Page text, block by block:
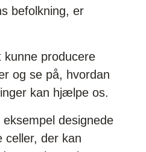
befolkning, er
producere
og se på, hvordan
kan hjælpe os.
designede
celler, der kan